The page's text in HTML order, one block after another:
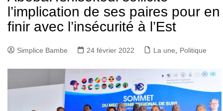
l’implication de ses paires pour en
finir avec l’insécurité à l’Est
Simplice Bambe 24 février 2022 La une Politique